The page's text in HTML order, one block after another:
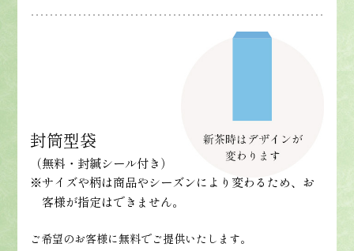
封筒型袋
（無料・封緘シール付き）
※サイズや柄は商品やシーズンにより変わるため、お
客様が指定はできません。
ご希望のお客様に無料でご提供いたします。